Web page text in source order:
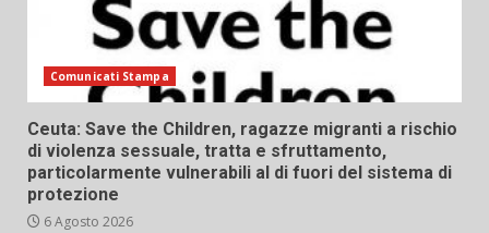
Comunicati Stampa
Ceuta: Save the Children, ragazze migranti a rischio
di violenza sessuale, tratta e sfruttamento,
particolarmente vulnerabili al di fuori del sistema di
protezione
6 Agosto 2026